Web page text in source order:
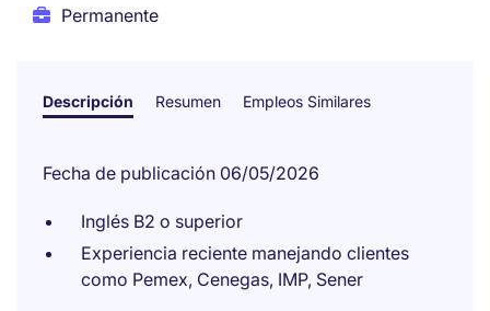
Permanente
Descripción Resumen Empleos Similares
Fecha de publicación 06/05/2026
Inglés B2 o superior
Experiencia reciente manejando clientes
como Pemex, Cenegas, IMP, Sener